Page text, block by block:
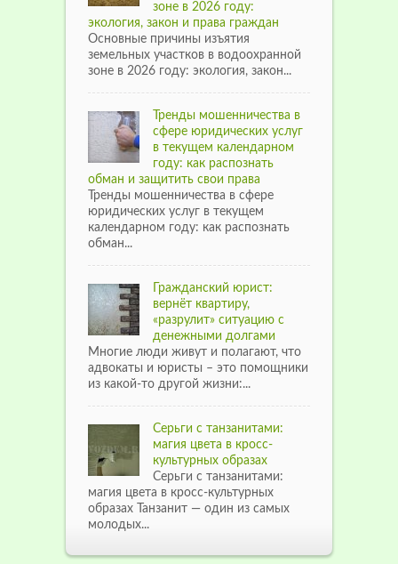
зоне в 2026 году:
экология, закон и права граждан
Основные причины изъятия
земельных участков в водоохранной
зоне в 2026 году: экология, закон...
Тренды мошенничества в
сфере юридических услуг
в текущем календарном
году: как распознать
обман и защитить свои права
Тренды мошенничества в сфере
юридических услуг в текущем
календарном году: как распознать
обман...
Гражданский юрист:
вернёт квартиру,
«разрулит» ситуацию с
денежными долгами
Многие люди живут и полагают, что
адвокаты и юристы – это помощники
из какой-то другой жизни:...
Серьги с танзанитами:
магия цвета в кросс-
культурных образах
Серьги с танзанитами:
магия цвета в кросс-культурных
образах Танзанит — один из самых
молодых...